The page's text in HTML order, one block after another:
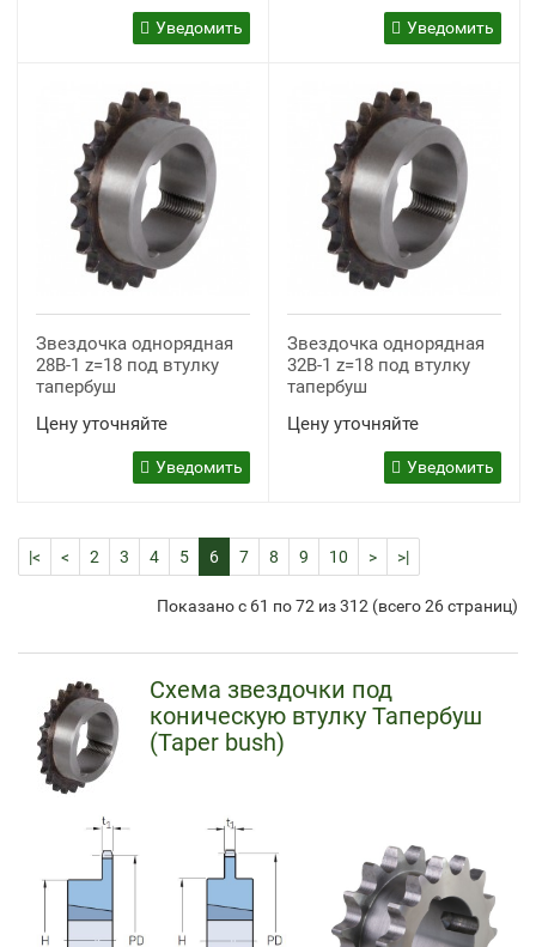
Уведомить Уведомить
Звездочка однорядная
28B-1 z=18 под втулку
тапербуш
Цену уточняйте
Уведомить
Звездочка однорядная
32B-1 z=18 под втулку
тапербуш
Цену уточняйте
Уведомить
|< < 2 3 4 5 6 7 8 9 10 > >|
Показано с 61 по 72 из 312 (всего 26 страниц)
Схема звездочки под
коническую втулку Тапербуш
(Taper bush)